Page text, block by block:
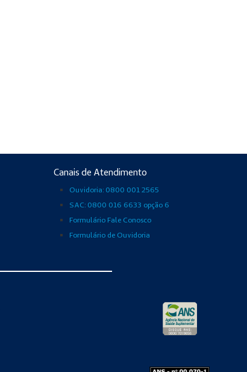
Canais de Atendimento
Ouvidoria: 0800 001 2565
SAC: 0800 016 6633 opção 6
Formulário Fale Conosco
Formulário de Ouvidoria